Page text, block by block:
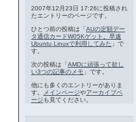
2007年12月23日 17:26に投稿され
たエントリーのページです。
ひとつ前の投稿は「AUの定額デー
タ通信カードW05Kゲット。早速
Ubuntu Linuxで利用してみた 」で
す。
次の投稿は「AMDに頑張って欲し
い3つの記事のメモ 」です。
他にも多くのエントリーがありま
す。
メインページやアーカイブペ
ージ も見てください。